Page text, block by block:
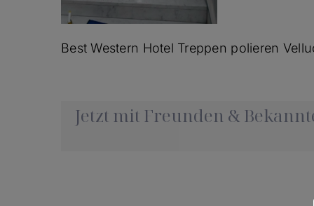
Best Western Hotel Treppen polieren
Jetzt mit Freunden &